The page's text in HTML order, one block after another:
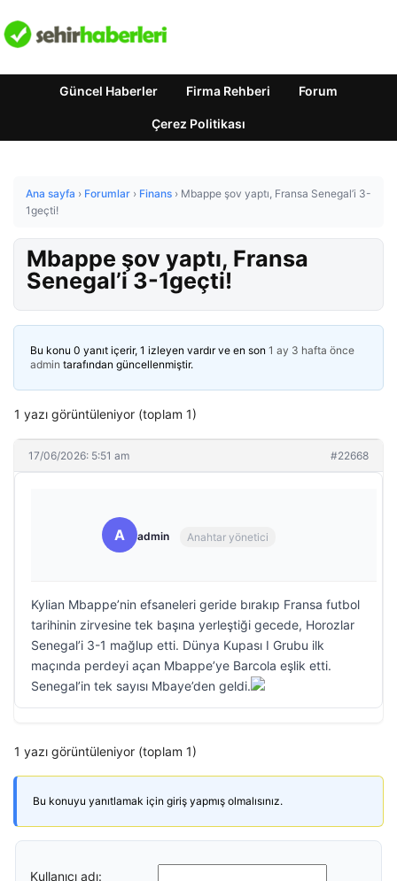
Güncel Haberler Firma Rehberi Forum
Çerez Politikası
Ana sayfa › Forumlar › Finans › Mbappe şov yaptı, Fransa Senegal’i 3-
1geçti!
Mbappe şov yaptı, Fransa
Senegal’i 3-1geçti!
Bu konu 0 yanıt içerir, 1 izleyen vardır ve en son 1 ay 3 hafta önce
admin tarafından güncellenmiştir.
1 yazı görüntüleniyor (toplam 1)
17/06/2026: 5:51 am #22668
A admin Anahtar yönetici
Kylian Mbappe’nin efsaneleri geride bırakıp Fransa futbol
tarihinin zirvesine tek başına yerleştiği gecede, Horozlar
Senegal’i 3-1 mağlup etti. Dünya Kupası I Grubu ilk
maçında perdeyi açan Mbappe’ye Barcola eşlik etti.
Senegal’in tek sayısı Mbaye’den geldi.
1 yazı görüntüleniyor (toplam 1)
Bu konuyu yanıtlamak için giriş yapmış olmalısınız.
Kullanıcı adı: